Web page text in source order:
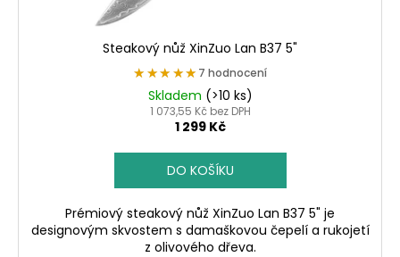
Steakový nůž XinZuo Lan B37 5"
★★★★★
★★★★★ 7 hodnocení
Skladem (>10 ks)
1 073,55 Kč bez DPH
1 299 Kč
DO KOŠÍKU
Prémiový steakový nůž XinZuo Lan B37 5" je
designovým skvostem s damaškovou čepelí a rukojetí
z olivového dřeva.